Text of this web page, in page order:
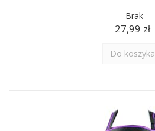
Brak
27,99 zł
Do koszyka